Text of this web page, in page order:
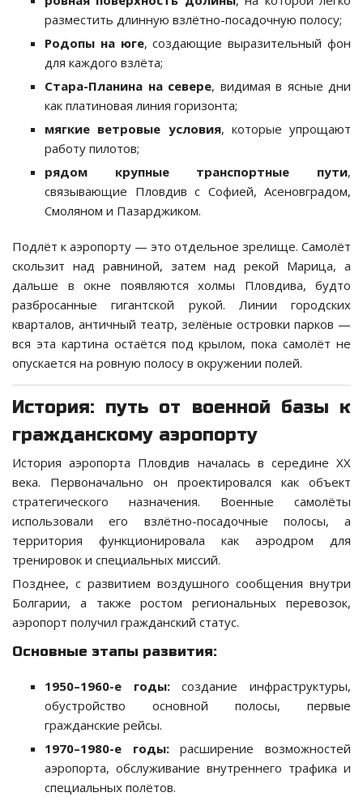
разместить длинную взлётно-посадочную полосу;
Родопы на юге, создающие выразительный фон
для каждого взлёта;
Стара-Планина на севере, видимая в ясные дни
как платиновая линия горизонта;
мягкие ветровые условия, которые упрощают
работу пилотов;
рядом крупные транспортные пути,
связывающие Пловдив с Софией, Асеновградом,
Смоляном и Пазарджиком.
Подлёт к аэропорту — это отдельное зрелище. Самолёт
скользит над равниной, затем над рекой Марица, а
дальше в окне появляются холмы Пловдива, будто
разбросанные гигантской рукой. Линии городских
кварталов, античный театр, зелёные островки парков —
вся эта картина остаётся под крылом, пока самолёт не
опускается на ровную полосу в окружении полей.
История: путь от военной базы к
гражданскому аэропорту
История аэропорта Пловдив началась в середине XX
века. Первоначально он проектировался как объект
стратегического назначения. Военные самолёты
использовали его взлётно-посадочные полосы, а
территория функционировала как аэродром для
тренировок и специальных миссий.
Позднее, с развитием воздушного сообщения внутри
Болгарии, а также ростом региональных перевозок,
аэропорт получил гражданский статус.
Основные этапы развития:
1950–1960-е годы:создание инфраструктуры,
обустройство основной полосы, первые
гражданские рейсы.
1970–1980-е годы:расширение возможностей
аэропорта, обслуживание внутреннего трафика и
специальных полётов.